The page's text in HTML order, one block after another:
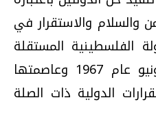
والسلام والاستقرار في
الفلسطينية المستقلة
على خطوط الرابع من يونيو عام 1967 وعاصمتها
الدولية ذات الصلة